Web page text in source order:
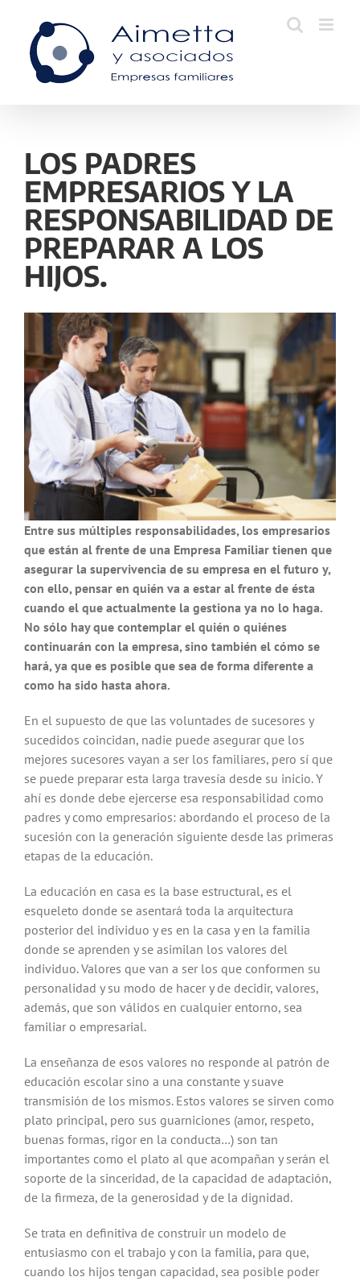
content
LOS PADRES
EMPRESARIOS Y LA
RESPONSABILIDAD DE
PREPARAR A LOS
HIJOS.
Entre sus múltiples responsabilidades, los empresarios
que están al frente de una Empresa Familiar tienen que
asegurar la supervivencia de su empresa en el futuro y,
con ello, pensar en quién va a estar al frente de ésta
cuando el que actualmente la gestiona ya no lo haga.
No sólo hay que contemplar el quién o quiénes
continuarán con la empresa, sino también el cómo se
hará, ya que es posible que sea de forma diferente a
como ha sido hasta ahora.
En el supuesto de que las voluntades de sucesores y
sucedidos coincidan, nadie puede asegurar que los
mejores sucesores vayan a ser los familiares, pero sí que
se puede preparar esta larga travesía desde su inicio. Y
ahí es donde debe ejercerse esa responsabilidad como
padres y como empresarios: abordando el proceso de la
sucesión con la generación siguiente desde las primeras
etapas de la educación.
La educación en casa es la base estructural, es el
esqueleto donde se asentará toda la arquitectura
posterior del individuo y es en la casa y en la familia
donde se aprenden y se asimilan los valores del
individuo. Valores que van a ser los que conformen su
personalidad y su modo de hacer y de decidir, valores,
además, que son válidos en cualquier entorno, sea
familiar o empresarial.
La enseñanza de esos valores no responde al patrón de
educación escolar sino a una constante y suave
transmisión de los mismos. Estos valores se sirven como
plato principal, pero sus guarniciones (amor, respeto,
buenas formas, rigor en la conducta…) son tan
importantes como el plato al que acompañan y serán el
soporte de la sinceridad, de la capacidad de adaptación,
de la firmeza, de la generosidad y de la dignidad.
Se trata en definitiva de construir un modelo de
entusiasmo con el trabajo y con la familia, para que,
cuando los hijos tengan capacidad, sea posible poder